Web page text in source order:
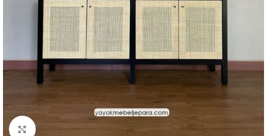
Click to enlarge